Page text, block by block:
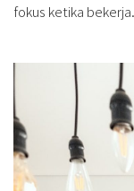
fokus ketika bekerja.